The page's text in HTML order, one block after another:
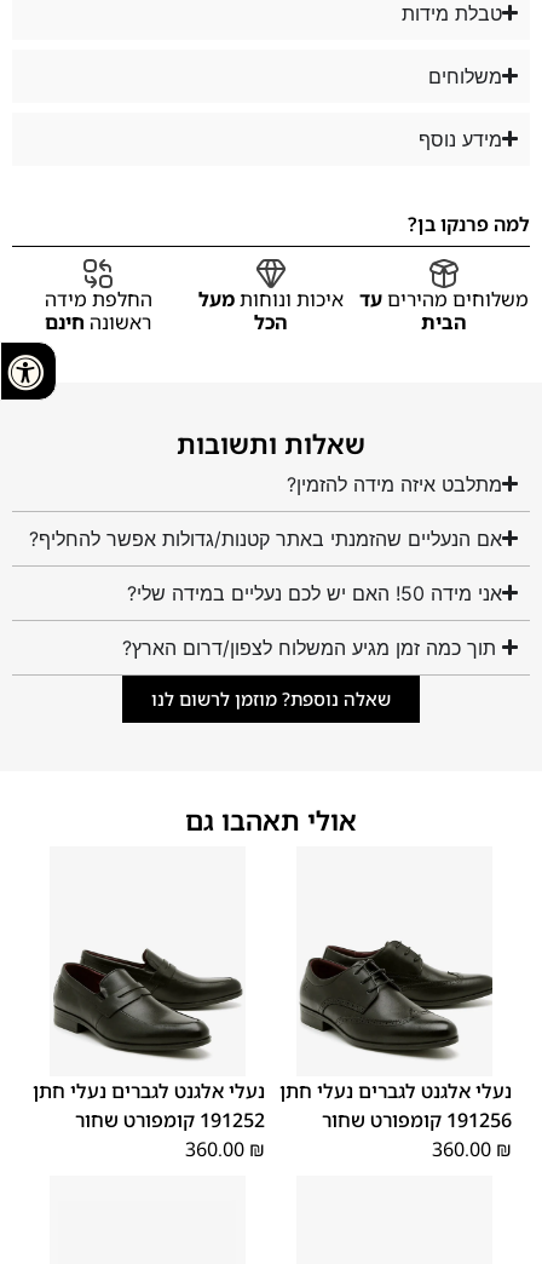
טבלת מידות
משלוחים
מידע נוסף
למה פרנקו בן?
משלוחים מהיריםעד
הבית
איכות ונוחותמעל
הכל
החלפת מידה
ראשונה חינם
שאלות ותשובות
מתלבט איזה מידה להזמין?
אם הנעליים שהזמנתי באתר קטנות/גדולות אפשר להחליף?
אני מידה 50! האם יש לכם נעליים במידה שלי?
תוך כמה זמן מגיע המשלוח לצפון/דרום הארץ?
שאלה נוספת? מוזמן לרשום לנו
אולי תאהבו גם
40
41
42
43
44
נעלי אלגנט לגברים נעלי חתן
191256 קומפורט שחור
360.00 ₪
40
41
42
43
44
נעלי אלגנט לגברים נעלי חתן
191252 קומפורט שחור
360.00 ₪